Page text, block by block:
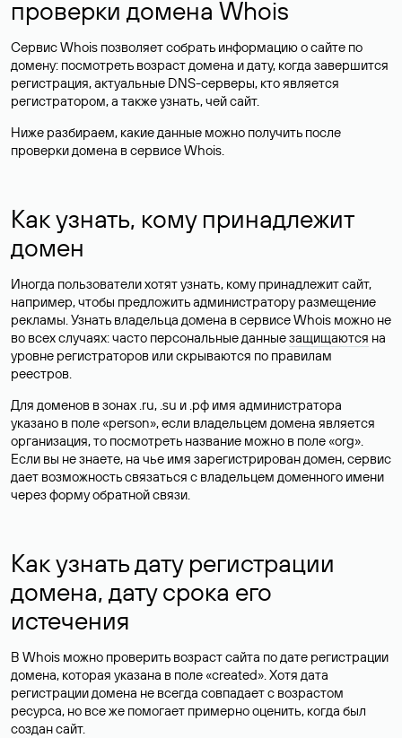
проверки домена Whois
Сервис Whois позволяет собрать информацию о сайте по
домену: посмотреть возраст домена и дату, когда завершится
регистрация, актуальные DNS-серверы, кто является
регистратором, а также узнать, чей сайт.
Ниже разбираем, какие данные можно получить после
проверки домена в сервисе Whois.
Как узнать, кому принадлежит
домен
Иногда пользователи хотят узнать, кому принадлежит сайт,
например, чтобы предложить администратору размещение
рекламы. Узнать владельца домена в сервисе Whois можно не
во всех случаях: часто персональные данныезащищаются на
уровне регистраторов или скрываются по правилам
реестров.
Для доменов в зонах .ru, .su и .рф имя администратора
указано в поле «person», если владельцем домена является
организация, то посмотреть название можно в поле «org».
Если вы не знаете, на чье имя зарегистрирован домен, сервис
дает возможность связаться с владельцем доменного имени
через форму обратной связи.
Как узнать дату регистрации
домена, дату срока его
истечения
В Whois можно проверить возраст сайта по дате регистрации
домена, которая указана в поле «created». Хотя дата
регистрации домена не всегда совпадает с возрастом
ресурса, но все же помогает примерно оценить, когда был
создан сайт.